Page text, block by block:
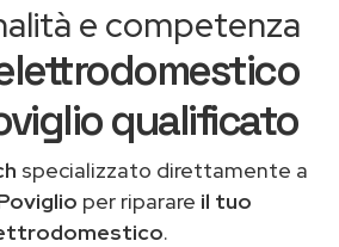
e competenza
qualificato
specializzato direttamente a
per riparare il tuo
.